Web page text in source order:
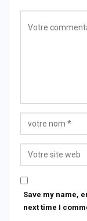
Save my name,
next time I